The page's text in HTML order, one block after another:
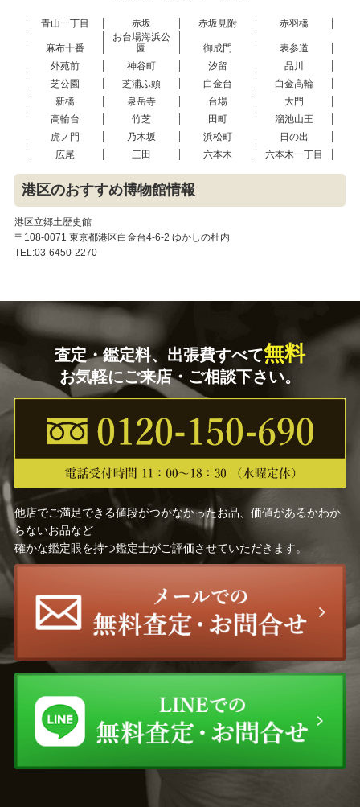
青山一丁目 赤坂 赤坂見附 赤羽橋
麻布十番
お台場海浜公
園
御成門
表参道
外苑前
神谷町 汐留
品川
芝公園
芝浦ふ頭 白金台
白金高輪
新橋
泉岳寺 台場
大門
高輪台
竹芝 田町
溜池山王
虎ノ門
乃木坂 浜松町
日の出
広尾
三田 六本木 六本木一丁目
港区のおすすめ博物館情報
港区立郷土歴史館
〒108-0071 東京都港区白金台4-6-2 ゆかしの杜内
TEL:03-6450-2270
査定・鑑定料、出張費すべて無料
お気軽にご来店・ご相談下さい。
他店でご満足できる値段がつかなかったお品、価値があるかわか
らないお品など
確かな鑑定眼を持つ鑑定士がご評価させていただきます。